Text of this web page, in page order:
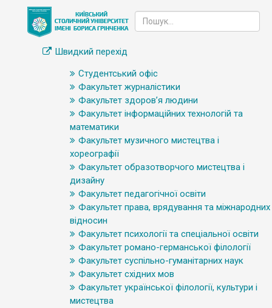
Швидкий перехід
Студентський офіс
Факультет журналістики
Факультет здоров’я людини
Факультет інформаційних технологій та
математики
Факультет музичного мистецтва і
хореографії
Факультет образотворчого мистецтва і
дизайну
Факультет педагогічної освіти
Факультет права, врядування та міжнародних
відносин
Факультет психології та спеціальної освіти
Факультет романо-германської філології
Факультет суспільно-гуманітарних наук
Факультет східних мов
Факультет української філології, культури і
мистецтва